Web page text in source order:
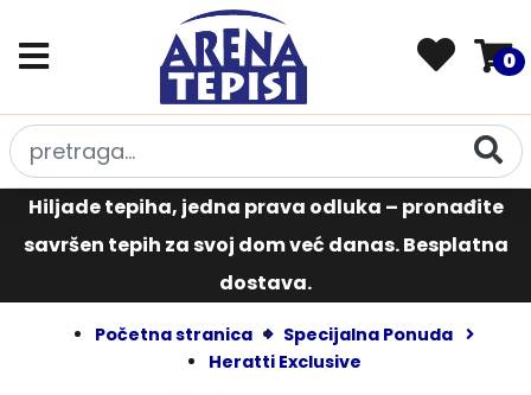
0
Hiljade tepiha, jedna prava odluka – pronađite
savršen tepih za svoj dom već danas. Besplatna
dostava.
Početna stranica
Specijalna Ponuda
Heratti Exclusive